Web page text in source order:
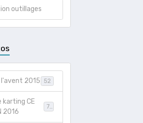
outillages
l'avent 2015 52
karting CE
2016
73